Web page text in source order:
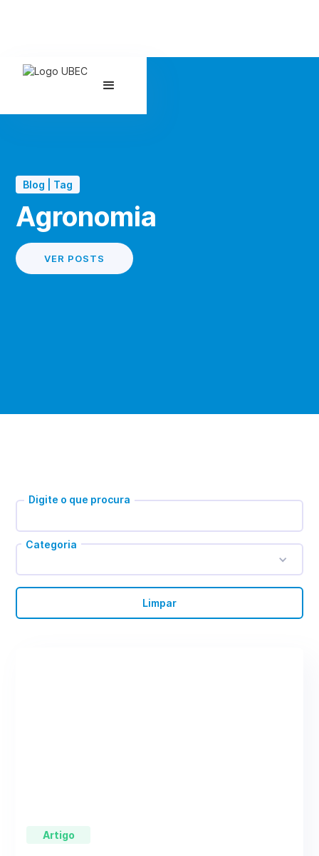
Blog | Tag
Agronomia
VER POSTS
Digite o que procura
Categoria
Limpar
Artigo